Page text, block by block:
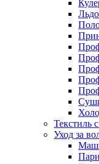
Текстиль
Уход за